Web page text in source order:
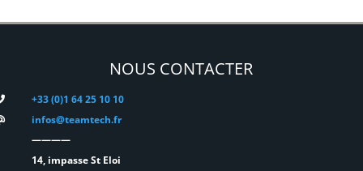
NOUS CONTACTER
+33 (0)1 64 25 10 10
infos@teamtech.fr
————
14, impasse St Eloi